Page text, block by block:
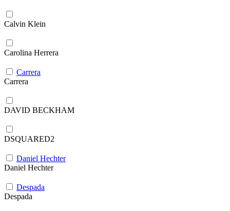
Calvin Klein
Carolina Herrera
Carrera
Carrera
DAVID BECKHAM
DSQUARED2
Daniel Hechter
Daniel Hechter
Despada
Despada